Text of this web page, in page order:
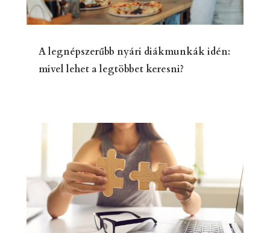
A legnépszerűbb nyári diákmunkák idén:
mivel lehet a legtöbbet keresni?